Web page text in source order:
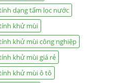
dạng tấm lọc nước
khử mùi
khử mùi công nghiệp
khử mùi giá rẻ
khử mùi ô tô